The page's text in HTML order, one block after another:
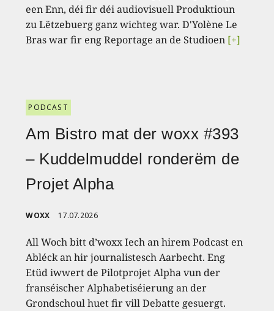
een Enn, déi fir déi audiovisuell Produktioun
zu Lëtzebuerg ganz wichteg war. D'Yolène Le
Bras war fir eng Reportage an de Studioen [+]
PODCAST
Am Bistro mat der woxx #393
– Kuddelmuddel ronderëm de
Projet Alpha
WOXX 17.07.2026
All Woch bitt d’woxx Iech an hirem Podcast en
Abléck an hir journalistesch Aarbecht. Eng
Etüd iwwert de Pilotprojet Alpha vun der
franséischer Alphabetiséierung an der
Grondschoul huet fir vill Debatte gesuergt.